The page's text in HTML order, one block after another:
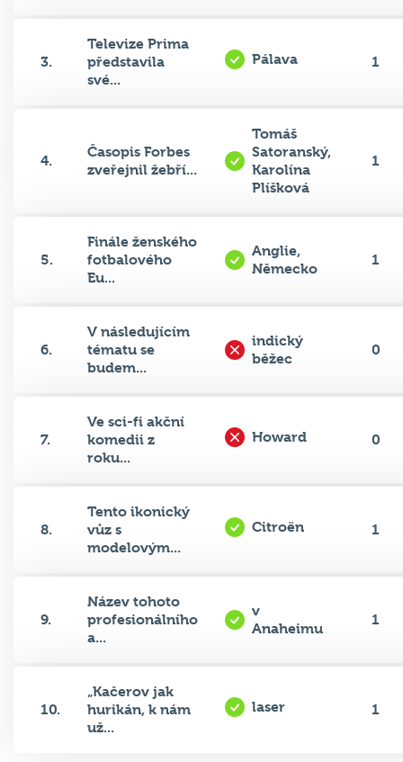
3.
Televize Prima
představila
své...
Pálava 1
4.
Časopis Forbes
zveřejnil žebří...
Tomáš
Satoranský,
Karolína
Plíšková
1
5.
Finále ženského
fotbalového
Eu...
Anglie,
Německo
1
6.
V následujícím
tématu se
budem...
indický
běžec
0
7.
Ve sci-fi akční
komedii z
roku...
Howard 0
8.
Tento ikonický
vůz s
modelovým...
Citroën 1
9.
Název tohoto
profesionálního
a...
v
Anaheimu
1
10.
„Kačerov jak
hurikán, k nám
už...
laser 1